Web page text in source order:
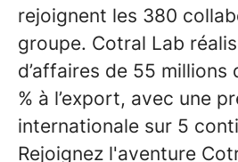
rejoignent les 380
groupe. Cotral Lab
d’affaires de 55 millions
% à l’export, avec une
internationale sur 5
Rejoignez l'aventure